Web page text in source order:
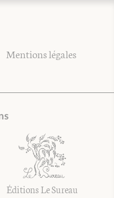
Mentions légales
Éditions Le Sureau